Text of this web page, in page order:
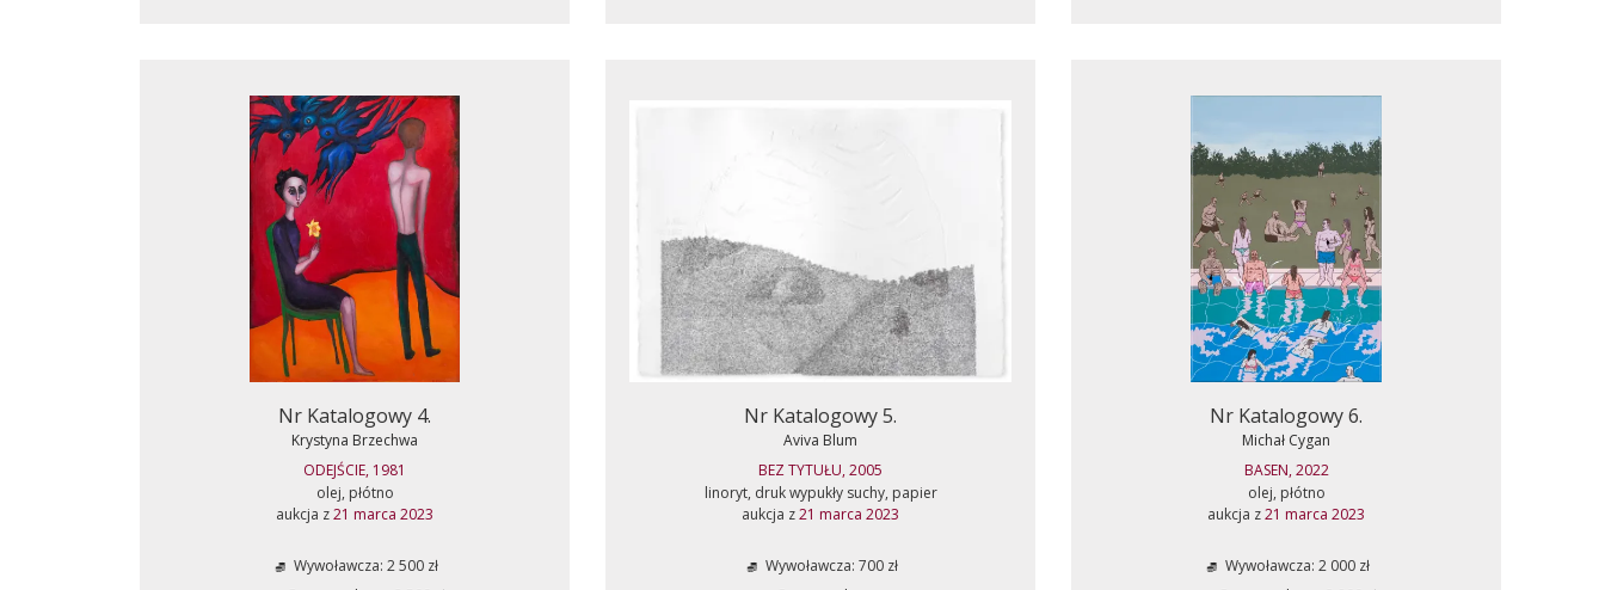
Nr Katalogowy 4.
Krystyna Brzechwa
ODEJŚCIE, 1981
olej, płótno
aukcja z21 marca 2023
Wywoławcza: 2 500 zł
Nr Katalogowy 5.
Aviva Blum
BEZ TYTUŁU, 2005
linoryt, druk wypukły suchy, papier
aukcja z21 marca 2023
Wywoławcza: 700 zł
Nr Katalogowy 6.
Michał Cygan
BASEN, 2022
olej, płótno
aukcja z21 marca 2023
Wywoławcza: 2 000 zł